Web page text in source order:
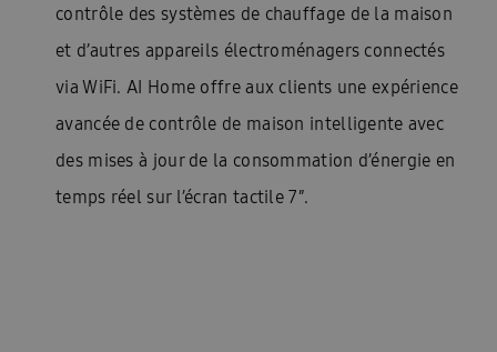
contrôle des systèmes de chauffage de la maison
et d’autres appareils électroménagers connectés
via WiFi. AI Home offre aux clients une expérience
avancée de contrôle de maison intelligente avec
des mises à jour de la consommation d’énergie en
temps réel sur l’écran tactile 7″.